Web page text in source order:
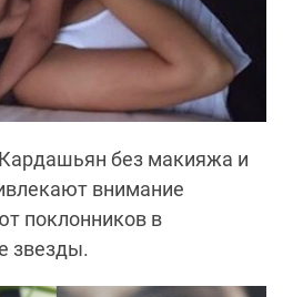
без макияжа и
внимание
поклонников в
звезды.